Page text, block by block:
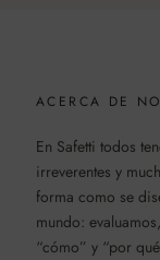
ACERCA DE
En Safetti todos
irreverentes y
forma como se
mundo:
“cómo” y “por